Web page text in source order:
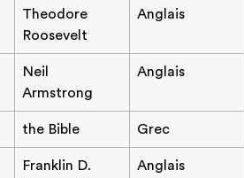
Theodore
Roosevelt
Anglais
Neil
Armstrong
Anglais
the Bible Grec
Franklin D.
Anglais